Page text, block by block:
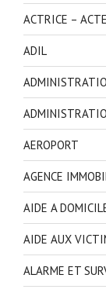
ACTRICE –
ADIL
AEROPORT
AGENCE
AIDE A
AIDE AUX
ALARME ET